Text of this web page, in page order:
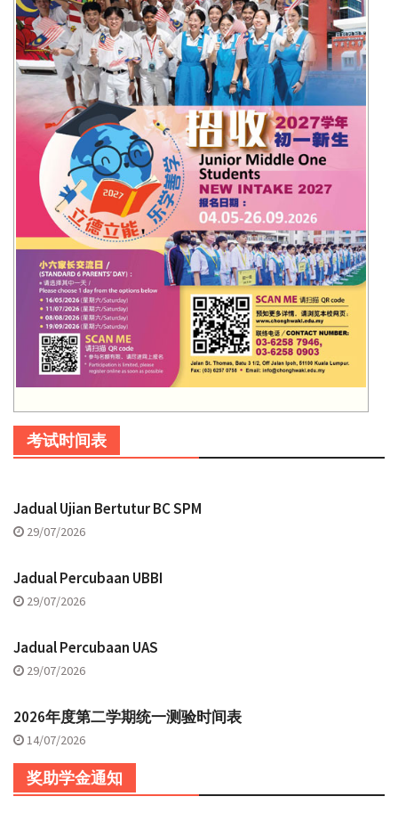
考试时间表
Jadual Ujian Bertutur BC SPM
29/07/2026
Jadual Percubaan UBBI
29/07/2026
Jadual Percubaan UAS
29/07/2026
2026年度第二学期统一测验时间表
14/07/2026
奖助学金通知